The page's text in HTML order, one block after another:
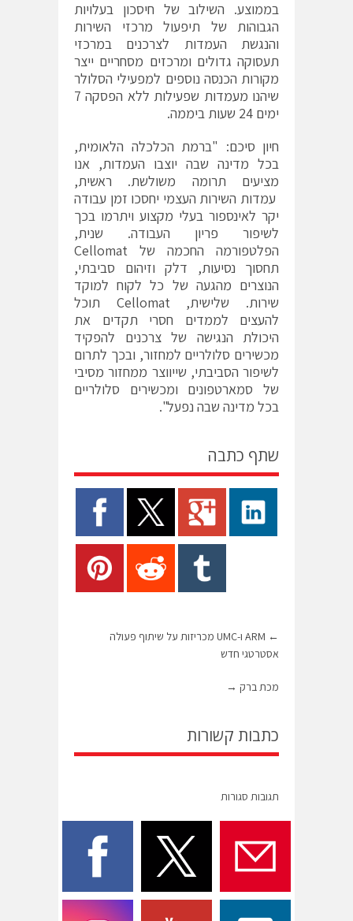
בממוצע. השילוב של חיסכון בעלויות
הגבוהות של תיפעול מרכזי השירות
והנגשת העמדות לצרכנים במרכזי
תעסוקה גדולים ומרכזים מסחריים ייצר
מקורות הכנסה נוספים למפעילי הסלולר
שיהנו מעמדות שפעילות ללא הפסקה 7
ימים 24 שעות ביממה.
חיון סיכם: "ברמת הכלכלה הלאומית,
בכל מדינה שבה יוצבו העמדות, אנו
מציעים תרומה משולשת. ראשית,
עמדות השירות העצמי יחסכו זמן עבודה
יקר לאינספור בעלי מקצוע ויתרמו בכך
לשיפור פריון העבודה. שנית,
הפלטפורמה החכמה של Cellomat
תחסוך נסיעות, דלק וזיהום סביבתי,
הנוצרים מהגעה של כל לקוח למוקד
שירות. שלישית, Cellomat תוכל
להעצים לממדים חסרי תקדים את
היכולת הנגישה של צרכנים להפקיד
מכשירים סלולריים למחזור, ובכך לתרום
לשיפור הסביבתי, שייווצר ממחזור מסיבי
של סמארטפונים ומכשירים סלולריים
בכל מדינה שבה נפעל".
שתף כתבה
←
ARM ו-UMC מכריזות על שיתוף פעולה
אסטרטגי חדש
מכת ברק →
כתבות קשורות
תגובות סגורות